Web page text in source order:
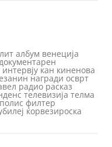
албум венеција
интервју кан киненова
награди осврт
радио расказ
телевизија телма
филтер
ќорвезироска